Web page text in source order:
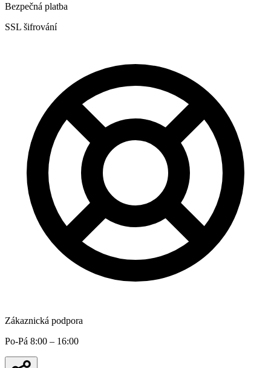
Bezpečná platba
SSL šifrování
Zákaznická podpora
Po-Pá 8:00 – 16:00